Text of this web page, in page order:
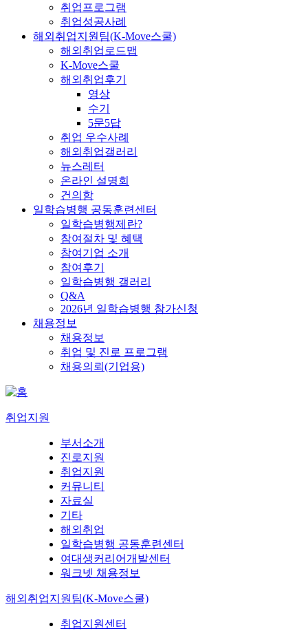
취업프로그램
취업성공사례
해외취업지원팀(K-Move스쿨)
해외취업로드맵
K-Move스쿨
해외취업후기
영상
수기
5문5답
취업 우수사례
해외취업갤러리
뉴스레터
온라인 설명회
건의함
일학습병행 공동훈련센터
일학습병행제란?
참여절차 및 혜택
참여기업 소개
참여후기
일학습병행 갤러리
Q&A
2026년 일학습병행 참가신청
채용정보
채용정보
취업 및 진로 프로그램
채용의뢰(기업용)
취업지원
부서소개
진로지원
취업지원
커뮤니티
자료실
기타
해외취업
일학습병행 공동훈련센터
여대생커리어개발센터
워크넷 채용정보
해외취업지원팀(K-Move스쿨)
취업지원센터